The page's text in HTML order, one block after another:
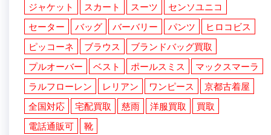
ジャケット スカート スーツ
センソユニコ
セーター
バッグ バーバリー パンツ
ヒロコビス
ピッコーネ
ブラウス
ブランドバッグ買取
プルオーバー
ベスト ポールスミス
マックスマーラ
ラルフローレン
レリアン ワンピース
京都古着屋
全国対応
宅配買取 慈雨 洋服買取
買取
電話通販可
靴